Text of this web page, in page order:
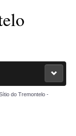
do Tremontelo -